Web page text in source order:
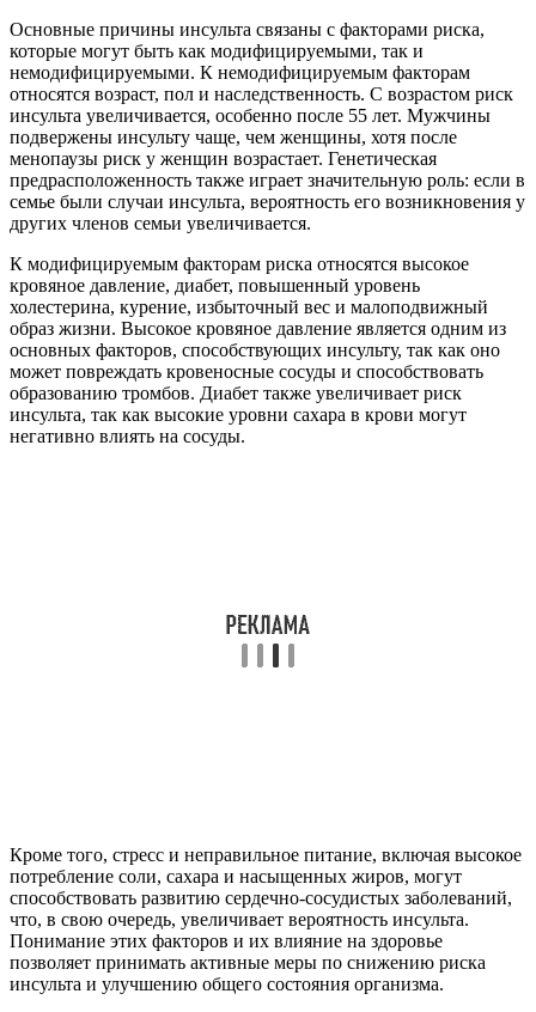
Основные причины инсульта связаны с факторами риска,
которые могут быть как модифицируемыми, так и
немодифицируемыми. К немодифицируемым факторам
относятся возраст, пол и наследственность. С возрастом риск
инсульта увеличивается, особенно после 55 лет. Мужчины
подвержены инсульту чаще, чем женщины, хотя после
менопаузы риск у женщин возрастает. Генетическая
предрасположенность также играет значительную роль: если в
семье были случаи инсульта, вероятность его возникновения у
других членов семьи увеличивается.
К модифицируемым факторам риска относятся высокое
кровяное давление, диабет, повышенный уровень
холестерина, курение, избыточный вес и малоподвижный
образ жизни. Высокое кровяное давление является одним из
основных факторов, способствующих инсульту, так как оно
может повреждать кровеносные сосуды и способствовать
образованию тромбов. Диабет также увеличивает риск
инсульта, так как высокие уровни сахара в крови могут
негативно влиять на сосуды.
Кроме того, стресс и неправильное питание, включая высокое
потребление соли, сахара и насыщенных жиров, могут
способствовать развитию сердечно-сосудистых заболеваний,
что, в свою очередь, увеличивает вероятность инсульта.
Понимание этих факторов и их влияние на здоровье
позволяет принимать активные меры по снижению риска
инсульта и улучшению общего состояния организма.